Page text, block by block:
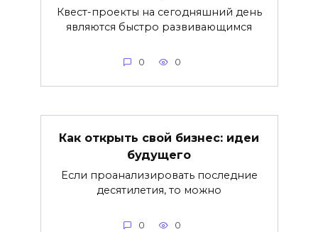
Квест-проекты на сегодняшний день
являются быстро развивающимся
0 0
Как открыть свой бизнес: идеи
будущего
Если проанализировать последние
десятилетия, то можно
0 0